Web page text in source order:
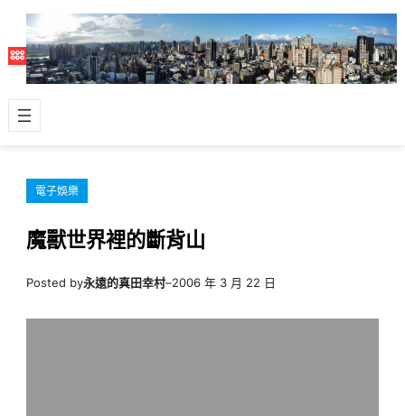
主
容
電子娛樂
魔獸世界裡的斷背山
Posted by永遠的真田幸村–2006 年 3 月 22 日